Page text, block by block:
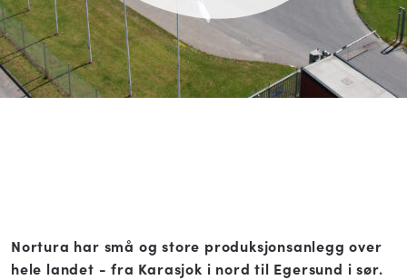
Nortura har små og store produksjonsanlegg over
hele landet - fra Karasjok i nord til Egersund i sør.